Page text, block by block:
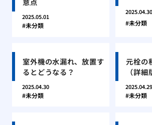
2025.05.01
未分類
2025.04.30
未分類
室外機の水漏れ、放置す
るとどうなる？
2025.04.30
未分類
元栓の
（詳細
2025.04.29
未分類